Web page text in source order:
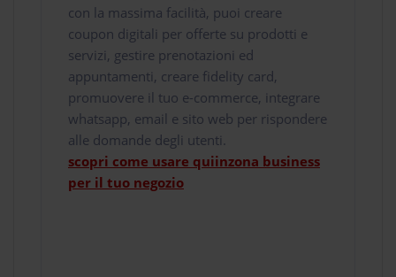
con la massima facilità, puoi creare
coupon digitali per offerte su prodotti e
servizi, gestire prenotazioni ed
appuntamenti, creare fidelity card,
promuovere il tuo e-commerce, integrare
whatsapp, email e sito web per rispondere
alle domande degli utenti.
scopri come usare quiinzona business
per il tuo negozio